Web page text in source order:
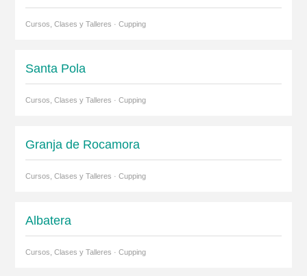
Cursos, Clases y Talleres · Cupping
Santa Pola
Cursos, Clases y Talleres · Cupping
Granja de Rocamora
Cursos, Clases y Talleres · Cupping
Albatera
Cursos, Clases y Talleres · Cupping